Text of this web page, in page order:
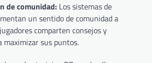
de comunidad: Los sistemas de
un sentido de comunidad a
comparten consejos y
maximizar sus puntos.